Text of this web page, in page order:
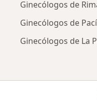
Ginecólogos de
Ginecólogos de
Ginecólogos de La